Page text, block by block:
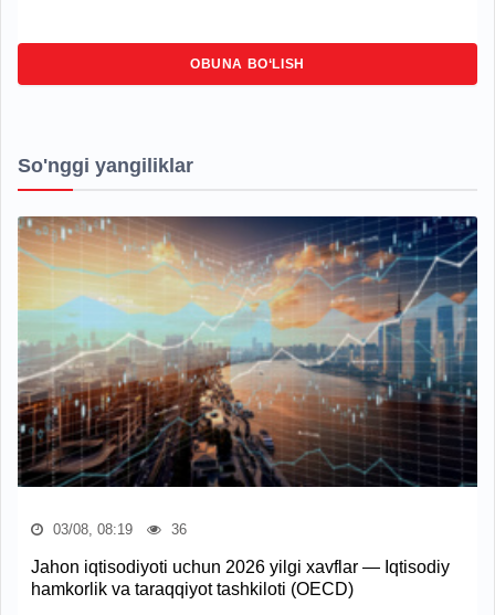
OBUNA BO‘LISH
So'nggi yangiliklar
03/08, 08:19 36
Jahon iqtisodiyoti uchun 2026 yilgi xavflar — Iqtisodiy
hamkorlik va taraqqiyot tashkiloti (OECD)